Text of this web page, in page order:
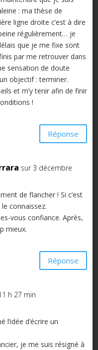
: ma thèse de
ligne droite c’est à dire
régulièrement… je
que je me fixe sont
par me retrouver dans
sensation de doute
objectif : terminer.
et m’y tenir afin de finir
!
Réponse
sur 3 décembre
de flancher ! Si c’est
connaissez.
vous confiance. Après,
mieux.
Réponse
h 27 min
l’idée d’écrire un
je me suis résigné à